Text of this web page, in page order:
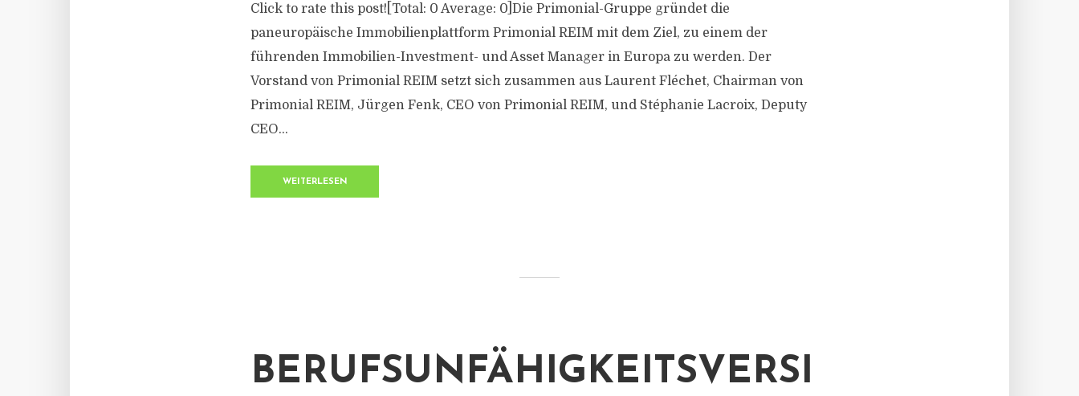
Click to rate this post![Total: 0 Average: 0]Die Primonial-Gruppe gründet die
paneuropäische Immobilienplattform Primonial REIM mit dem Ziel, zu einem der
führenden Immobilien-Investment- und Asset Manager in Europa zu werden. Der
Vorstand von Primonial REIM setzt sich zusammen aus Laurent Fléchet, Chairman von
Primonial REIM, Jürgen Fenk, CEO von Primonial REIM, und Stéphanie Lacroix, Deputy
CEO...
WEITERLESEN
BERUFSUNFÄHIGKEITSVERSI